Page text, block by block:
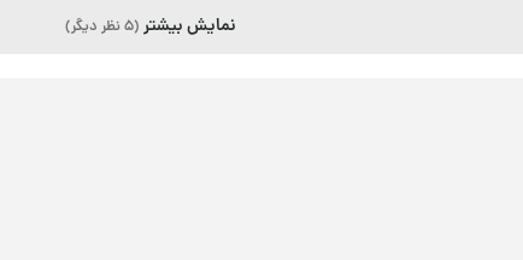
نمایش بیشتر (5 نظر دیگر)